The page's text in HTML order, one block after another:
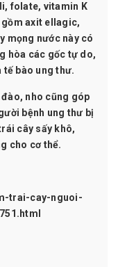
folate, vitamin K
axit ellagic,
mọng nước này có
hòa các gốc tự do,
tế bào ung thư.
nho cũng góp
bệnh ung thư bị
cây sấy khô,
cho cơ thể.
trai-cay-nguoi-